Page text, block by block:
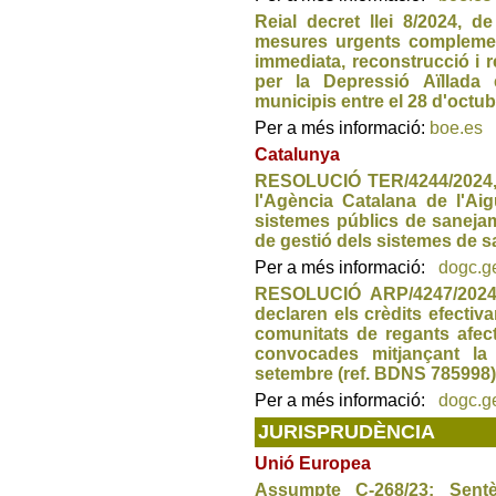
Reial decret llei 8/2024,
mesures urgents
immediata, reconstrucció i
per la Depressió Aïllada
municipis entre el 28
Per a més informació: boe.es
Catalunya
RESOLUCIÓ TER/4244/
l'Agència Catalana de
sistemes públics de
de gestió dels sistemes de
Per a més informació:
RESOLUCIÓ ARP/4247/
declaren els crèdits
comunitats de regants
convocades mitjançant
setembre (ref. BDNS
Per a més informació:
JURISPRUDÈNCIA
Unió Europea
Assumpte C-268/23: